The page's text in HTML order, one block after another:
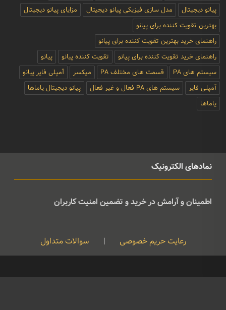
پیانو دیجیتال
مدل سازی فیزیکی پیانو دیجیتال
مزایای پیانو دیجیتال
بهترین تقویت کننده برای پیانو
راهنمای خرید بهترین تقویت کننده برای پیانو
راهنمای خرید تقویت کننده برای پیانو
تقویت کننده پیانو
پیانو
سیستم های PA
قسمت های مختلف PA میکسر
آمپلی فایر پیانو
آمپلی فایر
سیستم های PA فعال و غیر فعال
پیانو دیجیتال یاماها
یاماها
نمادهای الکترونیک
اطمینان و آرامش در خرید و تضمین امنیت کاربران
رعایت حریم خصوصی | سوالات متداول